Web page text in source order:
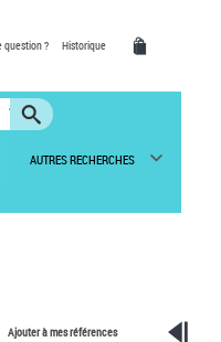
question ? Historique
AUTRES RECHERCHES
Ajouter à mes références